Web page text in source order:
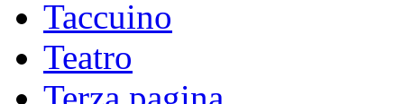
Taccuino
Teatro